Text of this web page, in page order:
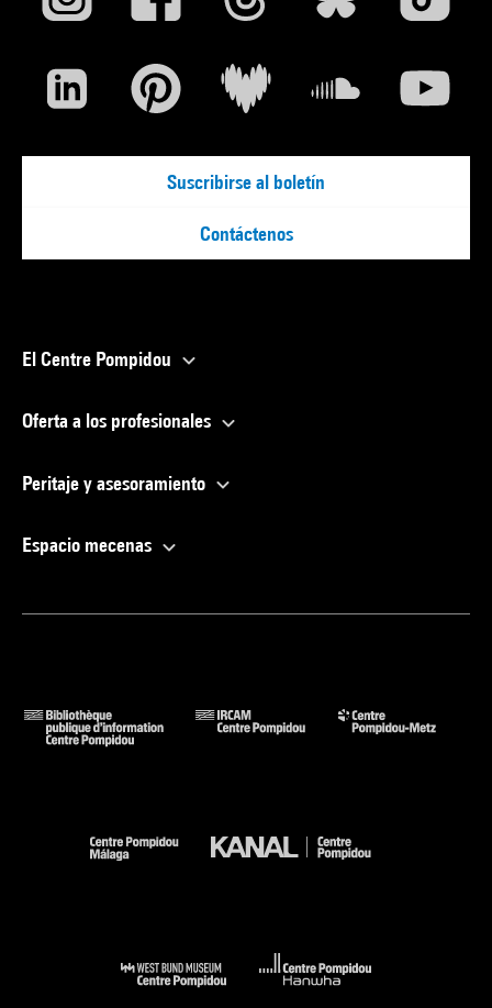
Suscribirse al boletín
Contáctenos
El Centre Pompidou
Oferta a los profesionales
Peritaje y asesoramiento
Espacio mecenas